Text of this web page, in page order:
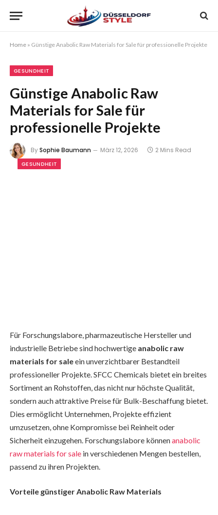
Home » Günstige Anabolic Raw Materials for Sale für professionelle Projekte
GESUNDHEIT
Günstige Anabolic Raw
Materials for Sale für
professionelle Projekte
BySophie Baumann März 12, 2026 2 Mins Read
GESUNDHEIT
Für Forschungslabore, pharmazeutische Hersteller und
industrielle Betriebe sind hochwertige anabolic raw
materials for saleein unverzichtbarer Bestandteil
professioneller Projekte. SFCC Chemicals bietet ein breites
Sortiment an Rohstoffen, das nicht nur höchste Qualität,
sondern auch attraktive Preise für Bulk-Beschaffung bietet.
Dies ermöglicht Unternehmen, Projekte effizient
umzusetzen, ohne Kompromisse bei Reinheit oder
Sicherheit einzugehen. Forschungslabore könnenanabolic
raw materials for sale in verschiedenen Mengen bestellen,
passend zu ihren Projekten.
Vorteile günstiger Anabolic Raw Materials